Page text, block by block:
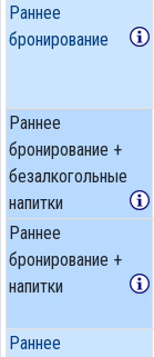
Раннее
бронирование
Раннее
бронирование +
безалкогольные
напитки
Раннее
бронирование +
напитки
Раннее